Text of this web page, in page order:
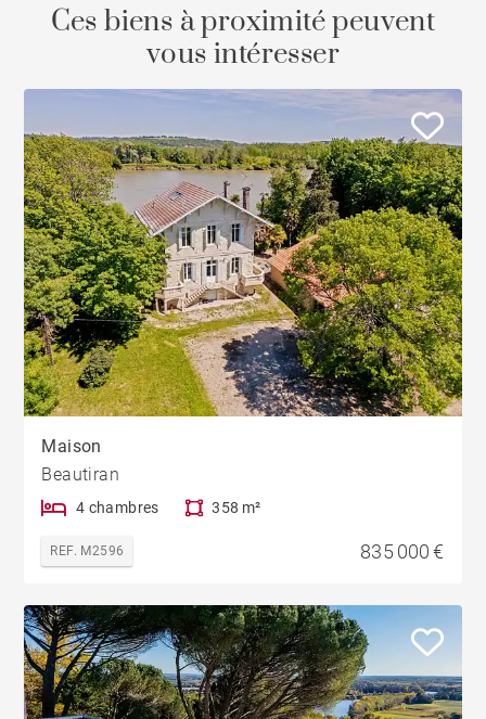
Ces biens à proximité peuvent
vous intéresser
Maison
Beautiran
4 chambres 358 m²
REF. M2596 835 000 €